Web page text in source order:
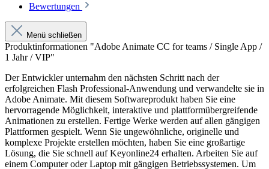
Bewertungen
Menü schließen
Produktinformationen "Adobe Animate CC for teams / Single App /
1 Jahr / VIP"
Der Entwickler unternahm den nächsten Schritt nach der
erfolgreichen Flash Professional-Anwendung und verwandelte sie in
Adobe Animate. Mit diesem Softwareprodukt haben Sie eine
hervorragende Möglichkeit, interaktive und plattformübergreifende
Animationen zu erstellen. Fertige Werke werden auf allen gängigen
Plattformen gespielt. Wenn Sie ungewöhnliche, originelle und
komplexe Projekte erstellen möchten, haben Sie eine großartige
Lösung, die Sie schnell auf Keyonline24 erhalten. Arbeiten Sie auf
einem Computer oder Laptop mit gängigen Betriebssystemen. Um